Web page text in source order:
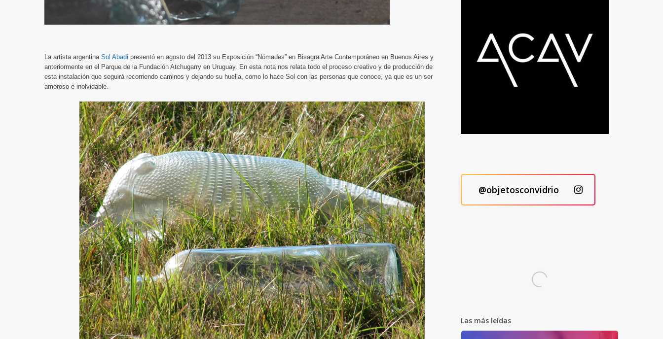
La artista argentina Sol Abadi presentó en agosto del 2013 su Exposición “Nómades” en Bisagra Arte Contemporáneo en Buenos Aires y
anteriormente en el Parque de la Fundación Atchugarry en Uruguay. En esta nota nos relata todo el proceso creativo y de producción de
esta instalación que seguirá recorriendo caminos y dejando su huella, como lo hace Sol con las personas que conoce, ya que es un ser
amoroso e inolvidable.
@objetosconvidrio
Las más leídas